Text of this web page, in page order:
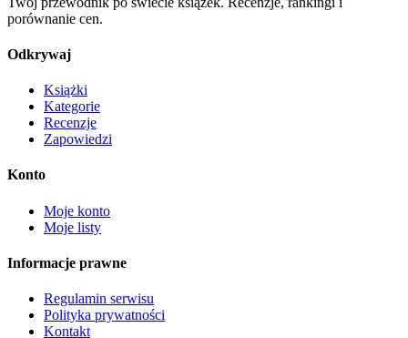
porównanie cen.
Odkrywaj
Książki
Kategorie
Recenzje
Zapowiedzi
Konto
Moje konto
Moje listy
Informacje prawne
Regulamin serwisu
Polityka prywatności
Kontakt